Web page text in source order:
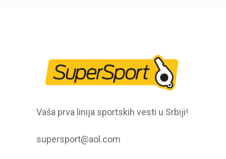
Vaša prva linija sportskih vesti u Srbiji!
supersport@aol.com